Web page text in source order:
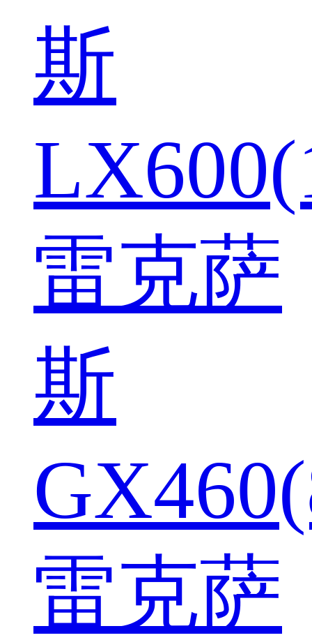
斯
雷克萨
斯
雷克萨